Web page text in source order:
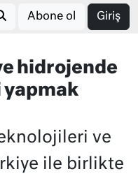
Abone ol Giriş
hidrojende
ve
ile birlikte